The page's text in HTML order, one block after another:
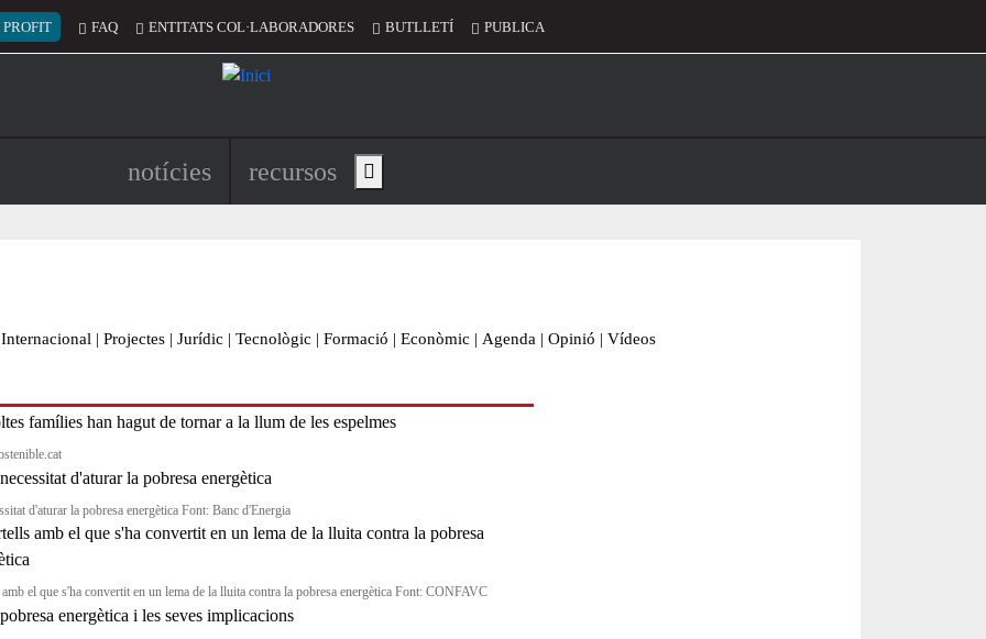
del compte d'usuari
PROFIT FAQ ENTITATS COL·LABORADORES BUTLLETÍ PUBLICA
Navegació principal de l'encapçalament
notícies recursos Show main menu
Internacional | Projectes | Jurídic | Tecnològic | Formació | Econòmic | Agenda | Opinió | Vídeos
d'aturar la pobresa energètica Font: Banc d'Energia
el que s'ha convertit en un lema de la lluita contra la pobresa energètica Font: CONFAVC